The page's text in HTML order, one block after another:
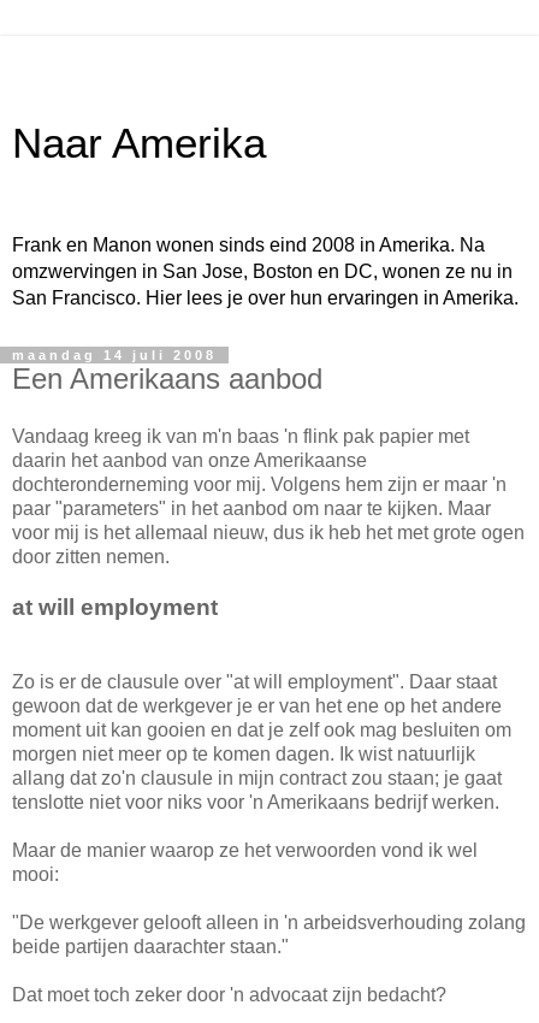
Naar Amerika
Frank en Manon wonen sinds eind 2008 in Amerika. Na
omzwervingen in San Jose, Boston en DC, wonen ze nu in
San Francisco. Hier lees je over hun ervaringen in Amerika.
maandag 14 juli 2008
Een Amerikaans aanbod
Vandaag kreeg ik van m'n baas 'n flink pak papier met
daarin het aanbod van onze Amerikaanse
dochteronderneming voor mij. Volgens hem zijn er maar 'n
paar "parameters" in het aanbod om naar te kijken. Maar
voor mij is het allemaal nieuw, dus ik heb het met grote ogen
door zitten nemen.
at will employment
Zo is er de clausule over "at will employment". Daar staat
gewoon dat de werkgever je er van het ene op het andere
moment uit kan gooien en dat je zelf ook mag besluiten om
morgen niet meer op te komen dagen. Ik wist natuurlijk
allang dat zo'n clausule in mijn contract zou staan; je gaat
tenslotte niet voor niks voor 'n Amerikaans bedrijf werken.
Maar de manier waarop ze het verwoorden vond ik wel
mooi:
"De werkgever gelooft alleen in 'n arbeidsverhouding zolang
beide partijen daarachter staan."
Dat moet toch zeker door 'n advocaat zijn bedacht?